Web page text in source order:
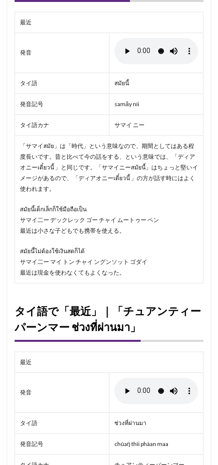
最近
発音
タイ語 สมัยนี้
発音記号 samǎy níi
タイ語カナ サマイ ニー
「サマイสมัย」は「時代」という意味なので、期間としてはある程
度長いです。昔と比べて今の話をする、という意味では、「ディア
オニーเดี๋ยวนี้ 」と同じです。「サマイニーสมัยนี้」はちょっと堅いイ
メージがあるので、「ディアオニーเดี๋ยวนี้ 」の方が話す時にはよく
使われます。
สมัยนี้เด็กเล็กก็ใช้มือถือเป็น
サマイ二ー デックレック ゴー チャイ ムートゥー ペン
最近は小さな子どもでも携帯を使える。
สมัยนี้ไม่ต้องใช้เงินสดก็ได้
サマイ二ー マイ トン チャイ ングンソット ゴダイ
最近は現金を使わなくてもよくなった。
タイ語で「最近」｜「チュアンティー
パーンマー ช่วงที่ผ่านมา」
最近
発音
タイ語 ช่วงที่ผ่านมา
発音記号 chûaŋ thîi phàan maa